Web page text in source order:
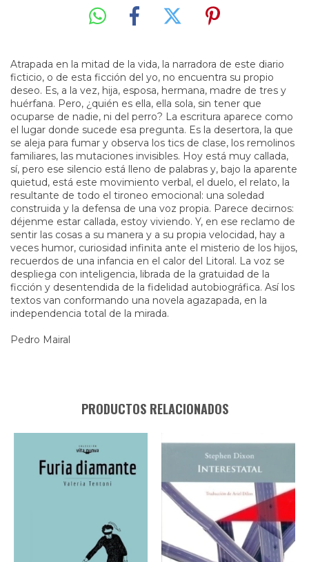
Atrapada en la mitad de la vida, la narradora de este diario
ficticio, o de esta ficción del yo, no encuentra su propio
deseo. Es, a la vez, hija, esposa, hermana, madre de tres y
huérfana. Pero, ¿quién es ella, ella sola, sin tener que
ocuparse de nadie, ni del perro? La escritura aparece como
el lugar donde sucede esa pregunta. Es la desertora, la que
se aleja para fumar y observa los tics de clase, los remolinos
familiares, las mutaciones invisibles. Hoy está muy callada,
sí, pero ese silencio está lleno de palabras y, bajo la aparente
quietud, está este movimiento verbal, el duelo, el relato, la
resultante de todo el tironeo emocional: una soledad
construida y la defensa de una voz propia. Parece decirnos:
déjenme estar callada, estoy viviendo. Y, en ese reclamo de
sentir las cosas a su manera y a su propia velocidad, hay a
veces humor, curiosidad infinita ante el misterio de los hijos,
recuerdos de una infancia en el calor del Litoral. La voz se
despliega con inteligencia, librada de la gratuidad de la
ficción y desentendida de la fidelidad autobiográfica. Así los
textos van conformando una novela agazapada, en la
independencia total de la mirada.
Pedro Mairal
PRODUCTOS RELACIONADOS